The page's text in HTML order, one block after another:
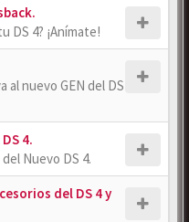
DS 4? ¡Anímate!
al nuevo GEN del DS
4.
Nuevo DS 4.
del DS 4 y